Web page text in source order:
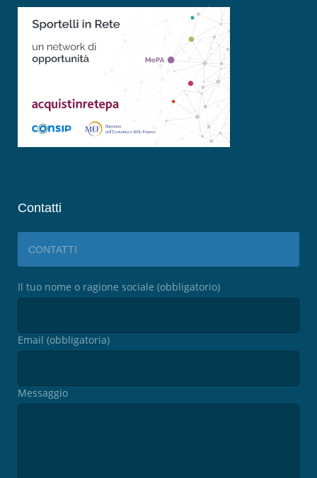
Contatti
CONTATTI
Il tuo nome o ragione sociale (obbligatorio)
Email (obbligatoria)
Messaggio